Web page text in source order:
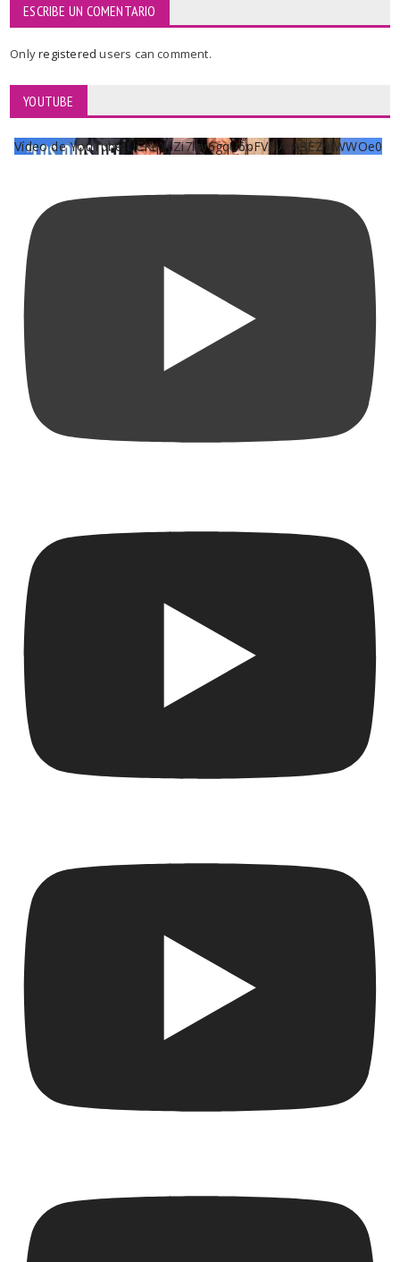
ESCRIBE UN COMENTARIO
Onlyregisteredusers can comment.
YOUTUBE
Vídeo de YouTube UCKqYjiZi7lzy6gqU6pFVFiA_A3EZ9JWWOe0